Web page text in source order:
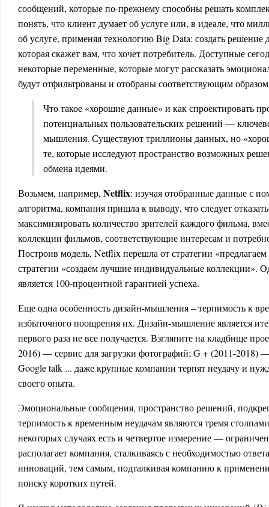
сообщений, которые по-прежнему способны решать
понять, что клиент думает об услуге или, в идеале, что
об услуге, применяя технологию Big Data: создать решение
которая скажет вам, что хочет потребитель. Доступные
некоторые переменные, которые могут рассказать
будут отфильтрованы и отобраны соответствующим
Что такое «хорошие данные» и как спроектировать
потенциальных пользовательских решений —
мышления. Существуют триллионы данных, но
те, которые исследуют пространство возможных
обмена идеями.
Возьмем, например, Netflix: изучая отобранные данные с
алгоритма, компания пришла к выводу, что следует
максимизировать количество зрителей каждого фильма,
коллекции фильмов, соответствующие интересам и
Построив модель, Netflix перешла от стратегии
стратегии «создаем лучшие индивидуальные коллекции».
является 100-процентной гарантией успеха.
Еще одна особенность дизайн-мышления – терпимость к
избыточного поощрения их. Дизайн-мышление является
первого раза не все получается. Взгляните на кладбище
2016) — сервис для загрузки фотографий; G + (2011-2018)
Google talk ... даже крупные компании терпят неудачу и
своего опыта.
Эмоциональные сообщения, пространство решений,
терпимость к временным неудачам являются тремя
некоторых случаях есть и четвертое измерение —
располагает компания, сталкиваясь с необходимостью
инноваций, тем самым, подталкивая компанию к
поиску коротких путей.